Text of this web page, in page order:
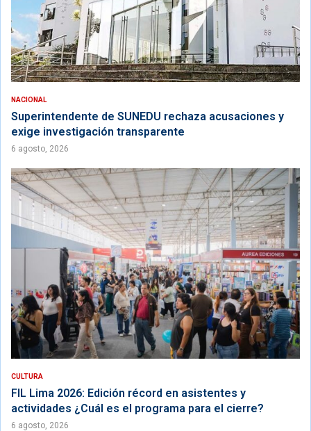
NACIONAL
Superintendente de SUNEDU rechaza acusaciones y
exige investigación transparente
6 agosto, 2026
CULTURA
FIL Lima 2026: Edición récord en asistentes y
actividades ¿Cuál es el programa para el cierre?
6 agosto, 2026